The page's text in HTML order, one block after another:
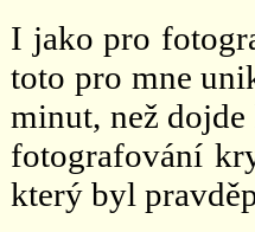
I jako pro
toto pro mne
minut, než
fotografování
který byl